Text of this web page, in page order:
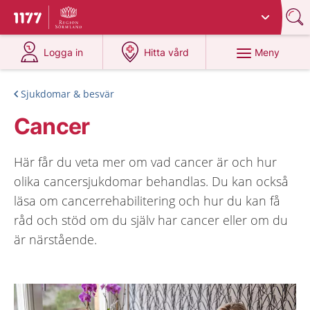
Till startsidan för 1177
Du har valt region
Logga in
på 1177.se
Hitta vård
på 1177.se
Meny
Sjukdomar & besvär
Cancer
Här får du veta mer om vad cancer är och hur
olika cancersjukdomar behandlas. Du kan också
läsa om cancerrehabilitering och hur du kan få
råd och stöd om du själv har cancer eller om du
är närstående.